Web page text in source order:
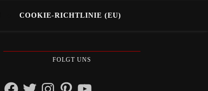
COOKIE-RICHTLINIE (EU)
FOLGT UNS
FacebookTwitterInstagramPinterestYouTube